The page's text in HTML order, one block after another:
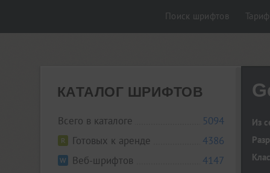
Поиск шрифтов
КАТАЛОГ ШРИФТОВ
Всего в каталоге
5094
Готовых к аренде
4386
Веб-шрифтов
4147
Из